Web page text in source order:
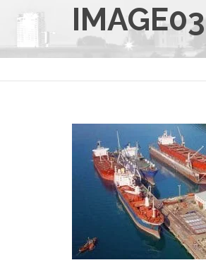
IMAGE03